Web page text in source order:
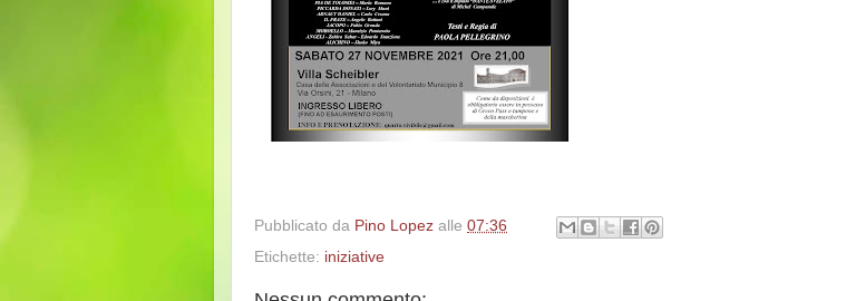
Pubblicato da Pino Lopez alle 07:36
Etichette: iniziative